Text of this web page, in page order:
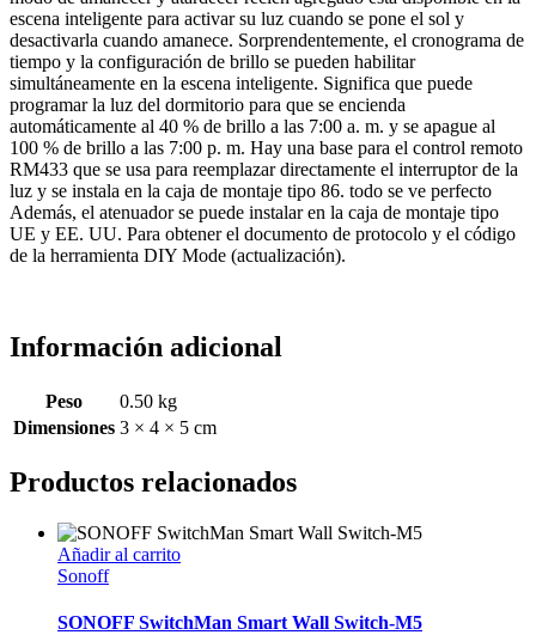
escena inteligente para activar su luz cuando se pone el sol y
desactivarla cuando amanece. Sorprendentemente, el cronograma de
tiempo y la configuración de brillo se pueden habilitar
simultáneamente en la escena inteligente. Significa que puede
programar la luz del dormitorio para que se encienda
automáticamente al 40 % de brillo a las 7:00 a. m. y se apague al
100 % de brillo a las 7:00 p. m. Hay una base para el control remoto
RM433 que se usa para reemplazar directamente el interruptor de la
luz y se instala en la caja de montaje tipo 86. todo se ve perfecto
Además, el atenuador se puede instalar en la caja de montaje tipo
UE y EE. UU. Para obtener el documento de protocolo y el código
de la herramienta DIY Mode (actualización).
Información adicional
Peso
0.50 kg
Dimensiones 3 × 4 × 5 cm
Productos relacionados
Añadir al carrito
Sonoff
SONOFF SwitchMan Smart Wall Switch-M5